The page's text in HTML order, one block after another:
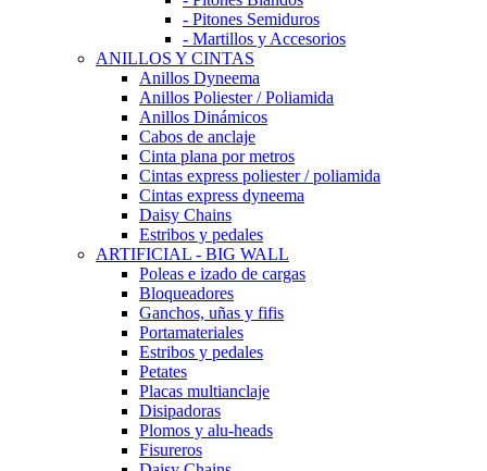
- Pitones Semiduros
- Martillos y Accesorios
ANILLOS Y CINTAS
Anillos Dyneema
Anillos Poliester / Poliamida
Anillos Dinámicos
Cabos de anclaje
Cinta plana por metros
Cintas express poliester / poliamida
Cintas express dyneema
Daisy Chains
Estribos y pedales
ARTIFICIAL - BIG WALL
Poleas e izado de cargas
Bloqueadores
Ganchos, uñas y fifis
Portamateriales
Estribos y pedales
Petates
Placas multianclaje
Disipadoras
Plomos y alu-heads
Fisureros